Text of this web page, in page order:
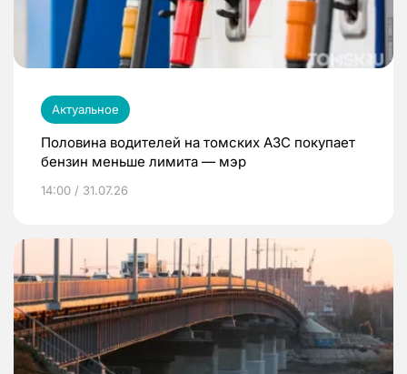
Актуальное
Половина водителей на томских АЗС покупает
бензин меньше лимита — мэр
14:00 / 31.07.26